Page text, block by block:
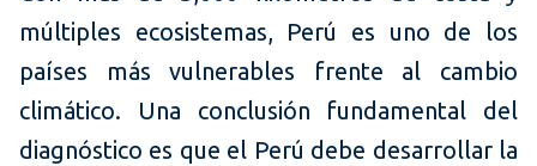
múltiples ecosistemas, Perú es uno de los
países más vulnerables frente al cambio
climático. Una conclusión fundamental del
diagnóstico es que el Perú debe desarrollar la